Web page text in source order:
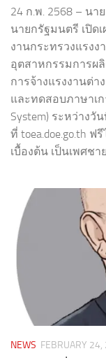
24 ก.พ. 2568 – น
นายกรัฐมนตรี เปิด
งานกระทรวงแรงง
อุตสาหกรรมการผ
การจ้างแรงงานต่า
และทดสอบภาษาเ
System) ระหว่าง
ที่ toea.doe.go.th
เบื้องต้น เป็นเพศชา
NEWS FEBRUARY